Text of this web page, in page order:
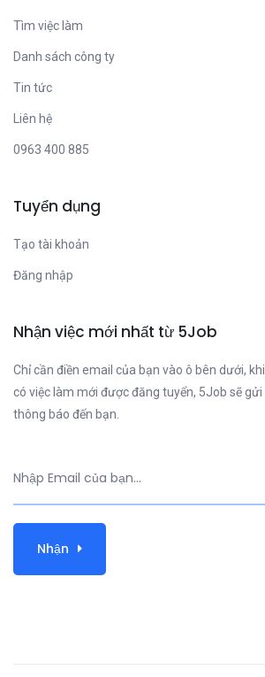
Tìm việc làm
Danh sách công ty
Tin tức
Liên hệ
0963 400 885
Tuyển dụng
Tạo tài khoản
Đăng nhập
Nhận việc mới nhất từ 5Job
Chỉ cần điền email của bạn vào ô bên dưới, khi
có việc làm mới được đăng tuyển, 5Job sẽ gửi
thông báo đến bạn.
Nhận